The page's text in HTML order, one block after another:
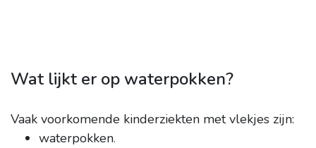
Wat lijkt er op waterpokken?
Vaak voorkomende kinderziekten met vlekjes zijn:
waterpokken.